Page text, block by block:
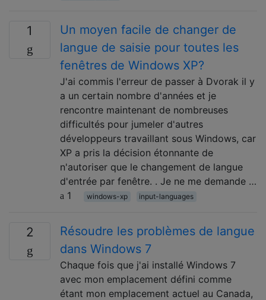
1
Un moyen facile de changer de
langue de saisie pour toutes les
fenêtres de Windows XP?
J'ai commis l'erreur de passer à Dvorak il y
a un certain nombre d'années et je
rencontre maintenant de nombreuses
difficultés pour jumeler d'autres
développeurs travaillant sous Windows, car
XP a pris la décision étonnante de
n'autoriser que le changement de langue
d'entrée par fenêtre. . Je ne me demande …
1
windows-xp input-languages
2
Résoudre les problèmes de langue
dans Windows 7
Chaque fois que j'ai installé Windows 7
avec mon emplacement défini comme
étant mon emplacement actuel au Canada,